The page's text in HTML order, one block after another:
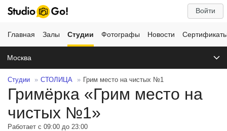
Войти
Главная Залы Студии Фотографы Новости
Москва
Студии СТОЛИЦА Грим место на чистых №1
Гримёрка «Грим место на
чистых №1»
Работает с 09:00 до 23:00